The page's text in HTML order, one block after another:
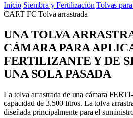
Inicio Siembra y Fertilización Tolvas
CART FC Tolva arrastrada
UNA TOLVA
CÁMARA PARA
FERTILIZANTE Y DE
UNA SOLA PASADA
La tolva arrastrada de una cámara
capacidad de 3.500 litros. La tolva
diseñada principalmente para el